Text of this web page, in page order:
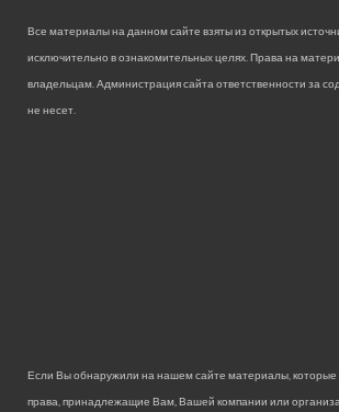
Все материалы на данном сайте взяты из открытых
исключительно в ознакомительных целях. Права на
владельцам. Администрация сайта ответственности за
не несет.
Если Вы обнаружили на нашем сайте материалы, которые
права, принадлежащие Вам, Вашей компании или